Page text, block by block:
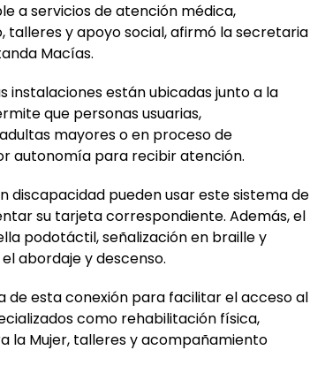
a servicios de atención médica,
y apoyo social, afirmó la secretaria
Macías.
instalaciones están ubicadas junto a la
que personas usuarias,
mayores o en proceso de
autonomía para recibir atención.
discapacidad pueden usar este sistema de
su tarjeta correspondiente. Además, el
podotáctil, señalización en braille y
abordaje y descenso.
de esta conexión para facilitar el acceso al
como rehabilitación física,
la Mujer, talleres y acompañamiento